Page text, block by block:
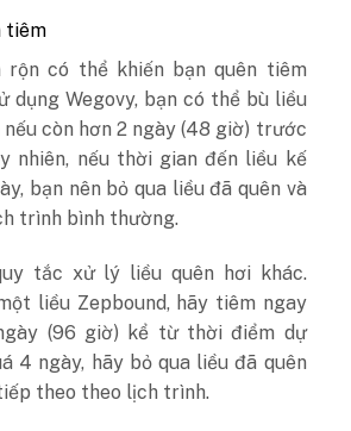
tiêm
rộn có thể khiến bạn quên tiêm
dụng Wegovy, bạn có thể bù liều
còn hơn 2 ngày (48 giờ) trước
nhiên, nếu thời gian đến liều kế
bạn nên bỏ qua liều đã quên và
trình bình thường.
tắc xử lý liều quên hơi khác.
liều Zepbound, hãy tiêm ngay
(96 giờ) kể từ thời điểm dự
4 ngày, hãy bỏ qua liều đã quên
theo theo lịch trình.